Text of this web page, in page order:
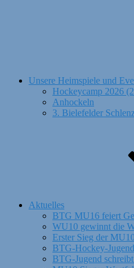
Unsere Heimspiele und
Hockeycamp 2026
Anhockeln
3. Bielefelder
Aktuelles
BTG MU16 feiert
WU10 gewinnt die
Erster Sieg der
BTG-Hockey-
BTG-Jugend